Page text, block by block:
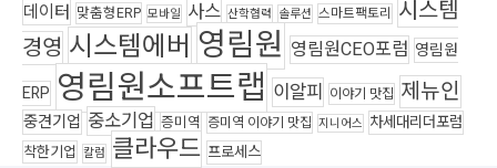
데이터 맞춤형ERP 모바일 사스 산학협력 솔루션 스마트팩토리 시스템
경영 시스템에버 영림원 영림원CEO포럼 영림원
ERP 영림원소프트랩 이알피 이야기 맛집 제뉴인
중견기업 중소기업 증미역 증미역 이야기 맛집 지니어스 차세대리더포럼
착한기업 칼럼 클라우드 프로세스